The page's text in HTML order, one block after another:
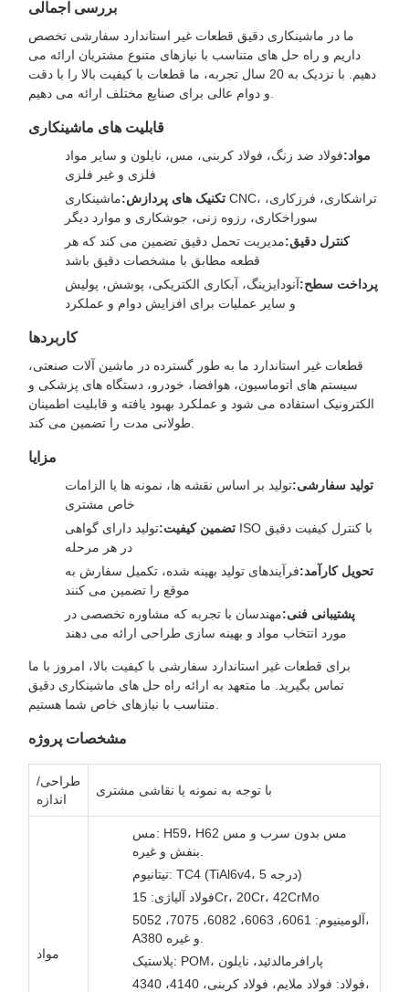
بررسی اجمالی
ما در ماشینکاری دقیق قطعات غیر استاندارد سفارشی تخصص
داریم و راه حل های متناسب با نیازهای متنوع مشتریان ارائه می
دهیم. با نزدیک به 20 سال تجربه، ما قطعات با کیفیت بالا را با دقت
قابلیت های ماشینکاری
مواد:فولاد ضد زنگ، فولاد کربنی، مس، نایلون و سایر مواد
فلزی و غیر فلزی
تکنیک های پردازش:ماشینکاری CNC، تراشکاری، فرزکاری،
سوراخکاری، رزوه زنی، جوشکاری و موارد دیگر
کنترل دقیق:مدیریت تحمل دقیق تضمین می کند که هر
قطعه مطابق با مشخصات دقیق باشد
پرداخت سطح:آنودایزینگ، آبکاری الکتریکی، پوشش، پولیش
و سایر عملیات برای افزایش دوام و عملکرد
کاربردها
قطعات غیر استاندارد ما به طور گسترده در ماشین آلات صنعتی،
سیستم های اتوماسیون، هوافضا، خودرو، دستگاه های پزشکی و
الکترونیک استفاده می شود و عملکرد بهبود یافته و قابلیت اطمینان
مزایا
تولید سفارشی:تولید بر اساس نقشه ها، نمونه ها یا الزامات
خاص مشتری
تضمین کیفیت:تولید دارای گواهی ISO با کنترل کیفیت دقیق
در هر مرحله
تحویل کارآمد:فرآیندهای تولید بهینه شده، تکمیل سفارش به
موقع را تضمین می کنند
پشتیبانی فنی:مهندسان با تجربه که مشاوره تخصصی در
مورد انتخاب مواد و بهینه سازی طراحی ارائه می دهند
برای قطعات غیر استاندارد سفارشی با کیفیت بالا، امروز با ما
تماس بگیرید. ما متعهد به ارائه راه حل های ماشینکاری دقیق
مشخصات پروژه
طراحی/
اندازه
با توجه به نمونه یا نقاشی مشتری
مواد
مس: H59، H62 مس بدون سرب و مس
تیتانیوم: TC4 (TiAl6v4، درجه 5)
فولاد آلیاژی: 15Cr، 20Cr، 42CrMo
آلومینیوم: 6061، 6063، 6082، 7075، 5052،
پلاستیک: POM، پارافرمالدئید، نایلون
فولاد: فولاد ملایم، فولاد کربنی، 4140، 4340،